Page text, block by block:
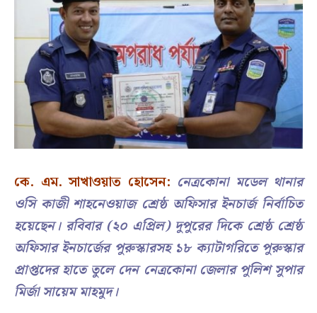
কে. এম. সাখাওয়াত হোসেন: নেত্রকোনা মডেল থানার
ওসি কাজী শাহনেওয়াজ শ্রেষ্ঠ অফিসার ইনচার্জ নির্বাচিত
হয়েছেন। রবিবার (২০ এপ্রিল) দুপুরের দিকে শ্রেষ্ঠ শ্রেষ্ঠ
অফিসার ইনচার্জের পুরুস্কারসহ ১৮ ক্যাটাগরিতে পুরুস্কার
প্রাপ্তদের হাতে তুলে দেন নেত্রকোনা জেলার পুলিশ সুপার
মির্জা সায়েম মাহমুদ।